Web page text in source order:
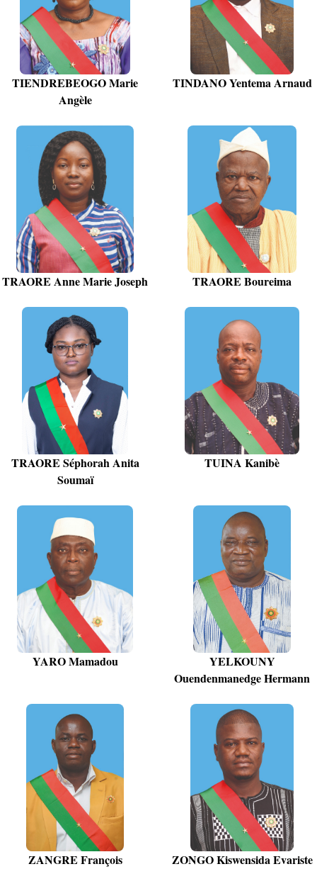
TIENDREBEOGO Marie
Angèle
TINDANO Yentema Arnaud
TRAORE Anne Marie Joseph TRAORE Boureima
TRAORE Séphorah Anita
Soumaï
TUINA Kanibè
YARO Mamadou
YELKOUNY
Ouendenmanedge Hermann
ZANGRE François ZONGO Kiswensida Evariste